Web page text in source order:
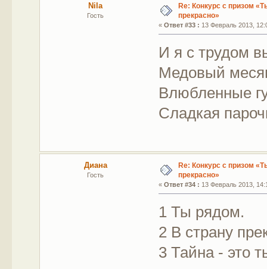
Nila
Гость
Re: Конкурс с призом
прекрасно»
«Ответ #33 : 13 Февраль 2013,
И я с трудом
Медовый
Влюбленные
Сладкая
Диана
Гость
Re: Конкурс с призом
прекрасно»
«Ответ #34 : 13 Февраль 2013,
1 Ты рядом.
2 В страну
3 Тайна - это